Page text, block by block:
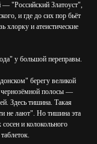
— "Российский Златоуст",
и где до сих пор бьёт
хлорку и атеистические
у большой переправы.
берегу великой
чернозёмной полосы —
Здесь тишина. Такая
не лают". Но тишина эта
и колокольного